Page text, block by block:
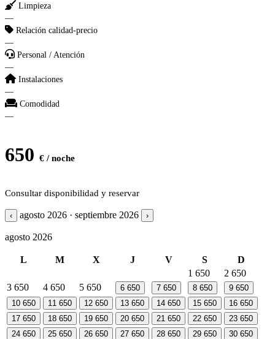
Limpieza
—
Relación calidad-precio
—
Personal / Atención
—
Instalaciones
—
Comodidad
—
650 € / noche
Consultar disponibilidad y reservar
‹ agosto 2026 · septiembre 2026 ›
agosto 2026
L M X J V S
D
1 650 2 650
3 650 4 650 5 650 6 650 7 650 8 650 9 650
10 650 11 650 12 650 13 650 14 650 15 650 16 650
17 650 18 650 19 650 20 650 21 650 22 650 23 650
24 650 25 650 26 650 27 650 28 650 29 650 30 650